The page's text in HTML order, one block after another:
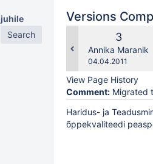
Versions
Old
Version
3
Annika Maranik
Saved
04.04.2011
View Page History
Comment: Migrated
Haridus- ja
õppekvaliteedi